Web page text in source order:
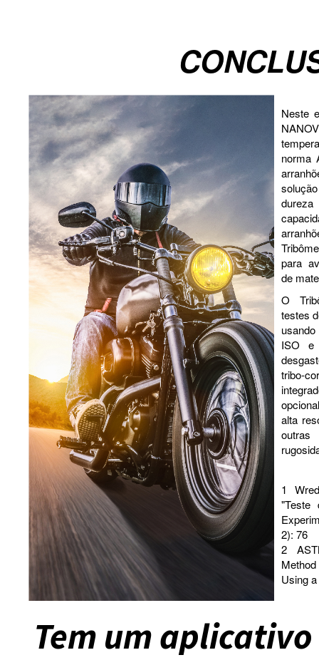
Neste
norma
para
de
O
testes
ISO e
tribo-
alta
1
"Teste
2): 76
2
Using
Tem um